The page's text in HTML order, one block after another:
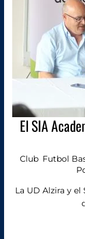
El SIA
Club, Futbol
La UD Alzira y el